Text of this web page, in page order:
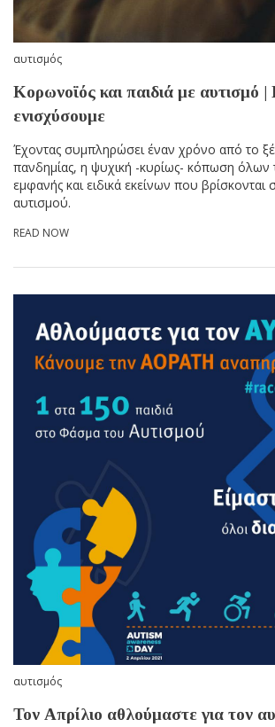
αυτισμός
Κορωνοϊός και παιδιά με αυτισμό
ενισχύσουμε
Έχοντας συμπληρώσει έναν χρόνο από το
πανδημίας, η ψυχική -κυρίως- κόπωση όλων
εμφανής και ειδικά εκείνων που
αυτισμού.
READ NOW
αυτισμός
Τον Απρίλιο αθλούμαστε για τον